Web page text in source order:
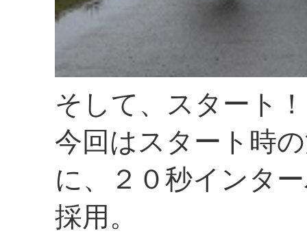
そして、スタート！
今回はスタート時
に、２０秒インタ
採用。